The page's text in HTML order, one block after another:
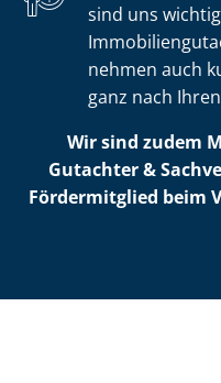
sind uns
nehmen auch
ganz nach
Wir sind zudem
Gutachter &
Fördermitglied beim